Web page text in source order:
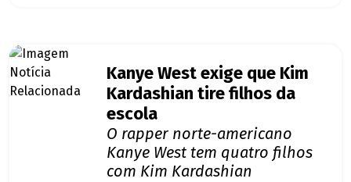
Kanye West exige que Kim
Kardashian tire filhos da
escola
O rapper norte-americano
Kanye West tem quatro filhos
com Kim Kardashian